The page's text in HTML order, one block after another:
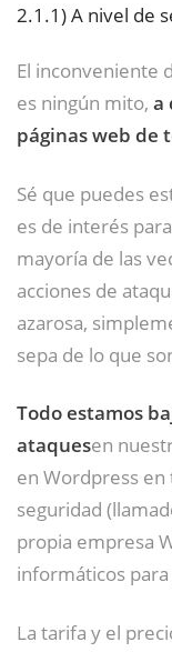
2.1.1)A nivel de
El inconveniente
es ningún mito, a
páginas web de
Sé que puedes
es de interés
mayoría de las
acciones de
azarosa,
sepa de lo que
Todo estamos
ataquesen
en Wordpress
seguridad
propia empresa
informáticos
La tarifa y el